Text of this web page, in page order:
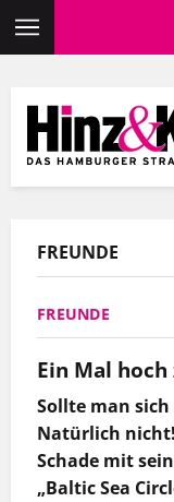
Inhalt
FREUNDE
FREUNDE
Ein Mal
Sollte man
Natürlich
Schade mit
„BalticSea